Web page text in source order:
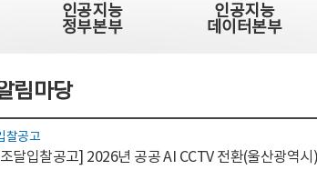
인공지능
정부본부
인공지능
데이터본부
더보기
림마당
찰공고